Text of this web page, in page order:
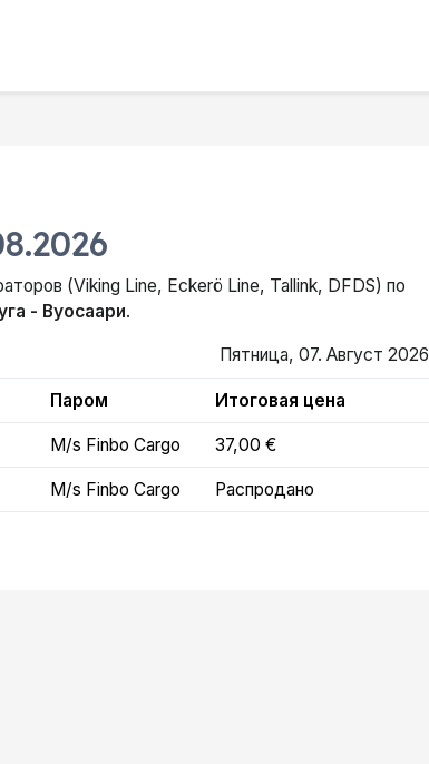
(Viking Line, Eckerö Line, Tallink, DFDS) по
- Вуосаари.
Пятница, 07. Август 2026
Паром Итоговая цена
M/s Finbo Cargo 37,00 €
M/s Finbo Cargo Распродано